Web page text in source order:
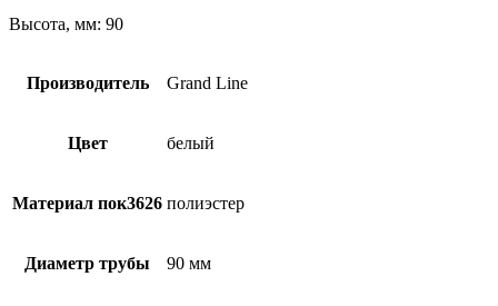
Высота, мм: 90
Производитель Grand Line
Цвет белый
Материал пок3626 полиэстер
Диаметр трубы 90 мм